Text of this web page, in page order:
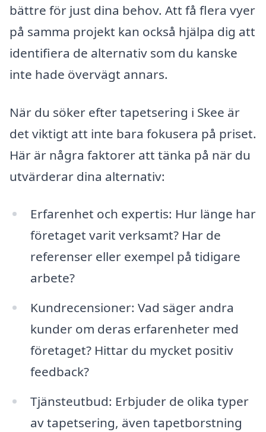
bättre för just dina behov. Att få flera vyer
på samma projekt kan också hjälpa dig att
identifiera de alternativ som du kanske
inte hade övervägt annars.
När du söker efter tapetsering i Skee är
det viktigt att inte bara fokusera på priset.
Här är några faktorer att tänka på när du
utvärderar dina alternativ:
Erfarenhet och expertis: Hur länge har
företaget varit verksamt? Har de
referenser eller exempel på tidigare
arbete?
Kundrecensioner: Vad säger andra
kunder om deras erfarenheter med
företaget? Hittar du mycket positiv
feedback?
Tjänsteutbud: Erbjuder de olika typer
av tapetsering, även tapetborstning